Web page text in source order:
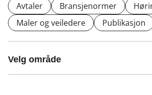
Avtaler
Bransjenormer
Maler og veiledere
Publikasjon
Velg område